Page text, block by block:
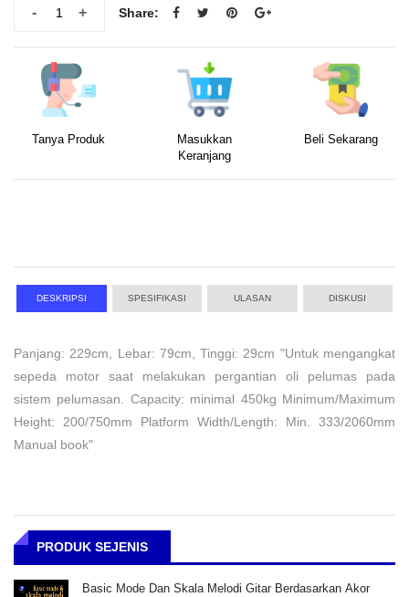
+
- Share:
Tanya Produk
Masukkan
Keranjang
Beli Sekarang
DESKRIPSI SPESIFIKASI ULASAN DISKUSI
Panjang: 229cm, Lebar: 79cm, Tinggi: 29cm "Untuk mengangkat
sepeda motor saat melakukan pergantian oli pelumas pada
sistem pelumasan. Capacity: minimal 450kg Minimum/Maximum
Height: 200/750mm Platform Width/Length: Min. 333/2060mm
Manual book"
PRODUK SEJENIS
Basic Mode Dan Skala Melodi Gitar Berdasarkan Akor